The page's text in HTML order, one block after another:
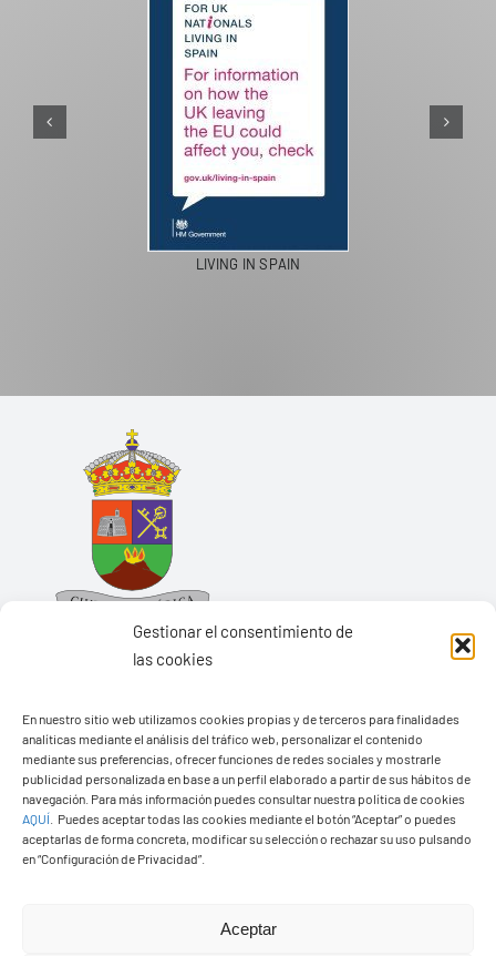
Gestionar el consentimiento de
las cookies
En nuestro sitio web utilizamos cookies propias y de terceros para finalidades
analíticas mediante el análisis del tráfico web, personalizar el contenido
mediante sus preferencias, ofrecer funciones de redes sociales y mostrarle
publicidad personalizada en base a un perfil elaborado a partir de sus hábitos de
navegación. Para más información puedes consultar nuestra política de cookies
AQUÍ
Puedes aceptar todas las cookies mediante el botón “Aceptar” o puedes
aceptarlas de forma concreta, modificar su selección o rechazar su uso pulsando
en “Configuración de Privacidad”.
Aceptar
LIVING IN SPAIN
Ayuntamiento de Yaiza
Pza. de Los Remedios, 1
35570 – Yaiza
Tel:928 83 62 20